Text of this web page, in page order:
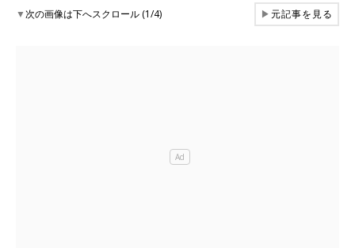
▼次の画像は下へスクロール (1/4) ▶元記事を見る